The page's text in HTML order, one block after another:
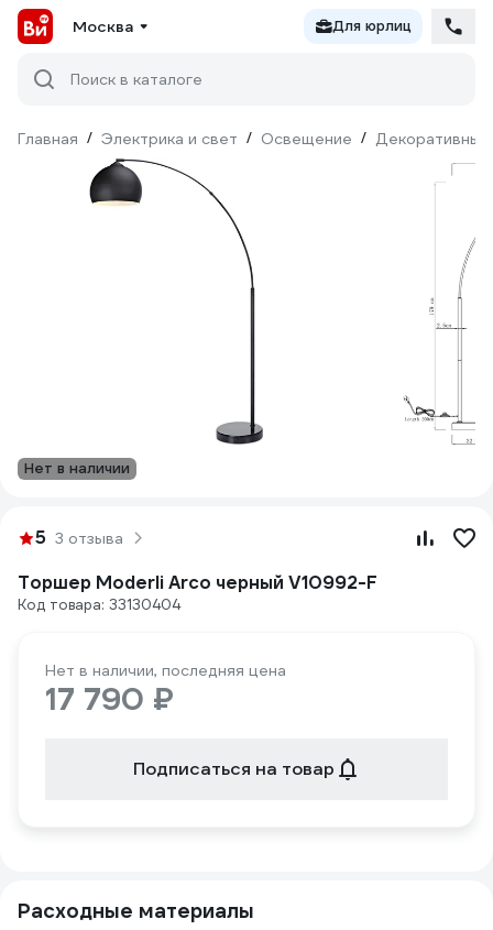
Москва Для юрлиц
Поиск в каталоге
Главная / Электрика и свет / Освещение / Декоративный
Нет в наличии
5 3 отзыва
Торшер Moderli Arco черный V10992-F
Код товара: 33130404
Нет в наличии, последняя цена
17 790 ₽
Подписаться на товар
Расходные материалы